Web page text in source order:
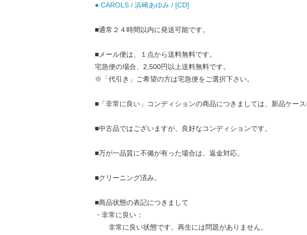
● CAROLS / 浜崎あゆみ / [CD]
■通常２４時間以内に発送可能です。
■メール便は、１点から送料無料です。
宅急便の場合、2,500円以上送料無料です。
※「代引き」ご希望の方は宅急便をご選択下さい。
■「非常に良い」コンディションの商品につきましては、新品ケース
■中古品ではございますが、良好なコンディションです。
■万が一品質に不備が有った場合は、返金対応。
■クリーニング済み。
■商品状態の表記につきまして
・非常に良い：
非常に良い状態です。再生には問題がありません。